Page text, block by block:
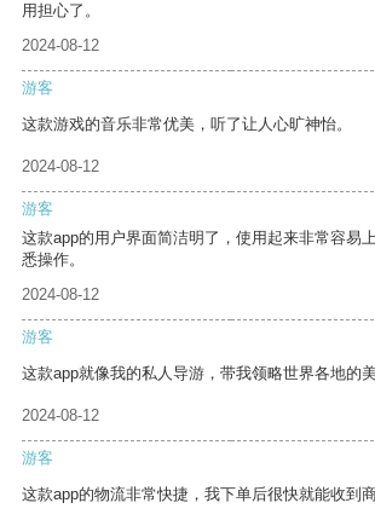
用担心了。
2024-08-12
游客
这款游戏的音乐非常优美，听了让人心旷神怡。
2024-08-12
游客
这款app的用户界面简洁明了，使用起来非常容易
悉操作。
2024-08-12
游客
这款app就像我的私人导游，带我领略世界各地的美
2024-08-12
游客
这款app的物流非常快捷，我下单后很快就能收到商